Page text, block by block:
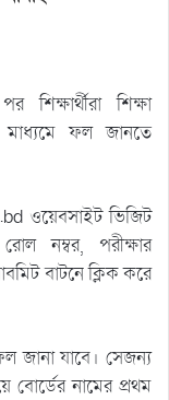
শিক্ষার্থীরা শিক্ষা
মাধ্যমে ফল জানতে
ওয়েবসাইট ভিজিট
নম্বর, পরীক্ষার
বাটনে ক্লিক করে
জানা যাবে। সেজন্য
নামের প্রথম